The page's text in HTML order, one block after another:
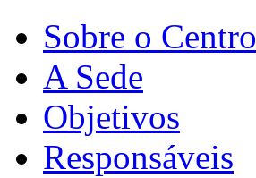
Sobre o Centro
A Sede
Objetivos
Responsáveis